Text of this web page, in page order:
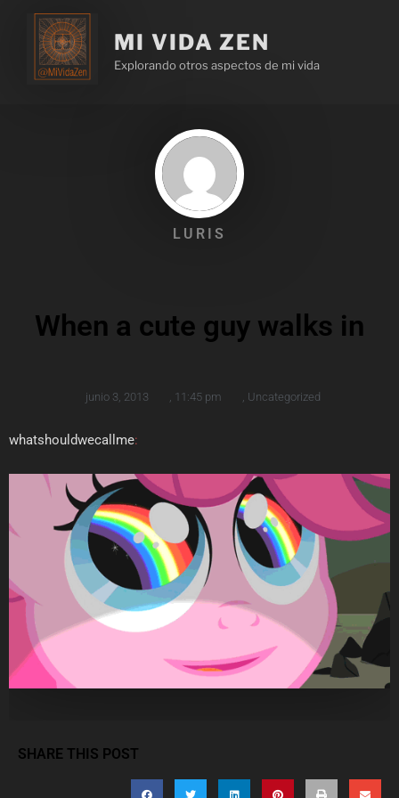
MI VIDA ZEN
Explorando otros aspectos de mi vida
LURIS
When a cute guy walks in
junio 3, 2013 11:45 pm Uncategorized
whatshouldwecallme:
SHARE THIS POST